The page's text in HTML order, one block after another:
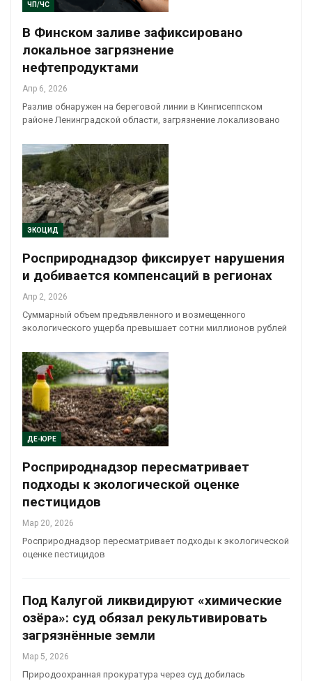
ЧП/ЧС
В Финском заливе зафиксировано
локальное загрязнение
нефтепродуктами
Апр 6, 2026
Разлив обнаружен на береговой линии в Кингисеппском
районе Ленинградской области, загрязнение локализовано
ЭКОЦИД
Росприроднадзор фиксирует нарушения
и добивается компенсаций в регионах
Апр 2, 2026
Суммарный объем предъявленного и возмещенного
экологического ущерба превышает сотни миллионов рублей
ДЕ-ЮРЕ
Росприроднадзор пересматривает
подходы к экологической оценке
пестицидов
Мар 20, 2026
Росприроднадзор пересматривает подходы к экологической
оценке пестицидов
Под Калугой ликвидируют «химические
озёра»: суд обязал рекультивировать
загрязнённые земли
Мар 5, 2026
Природоохранная прокуратура через суд добилась